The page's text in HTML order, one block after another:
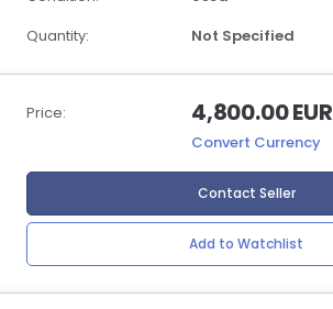
Quantity:
Not Specified
Price: 4,800.00 EUR
Convert Currency
Contact Seller
Add to Watchlist